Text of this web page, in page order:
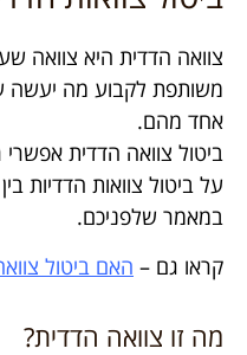
צוואה הדדית היא צוואה
משותפת לקבוע מה יעשה
אחד מהם.
ביטול צוואה הדדית
על ביטול צוואות הדדיות
במאמר שלפניכם.
קראו גם – האם ביטול
מה זו צוואה הדדית?